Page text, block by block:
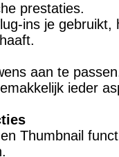
prestaties.
ins je gebruikt,
aan te
ieder
Thumbnail